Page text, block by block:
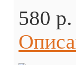
580 p.